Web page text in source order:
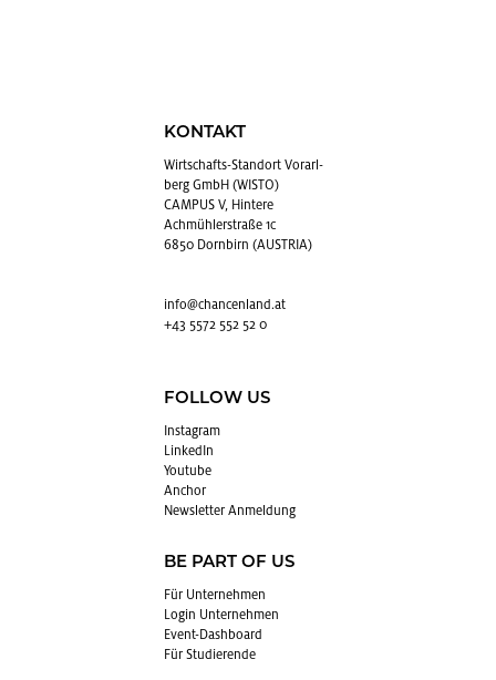
KONTAKT
Wirt­schafts-Stand­ort Vor­arl­
berg GmbH (WISTO)
CAMPUS V, Hintere
Achmühlerstraße 1c
6850 Dornbirn (AUSTRIA)
info@​chancenland.​at
+43 5572 552 52 0
FOLLOW US
In­sta­gram
Lin­kedIn
You­tube
An­chor
News­let­ter An­mel­dung
BE PART OF US
Für Un­ter­neh­men
Login Un­ter­neh­men
Event-Da­sh­board
Für Stu­die­ren­de